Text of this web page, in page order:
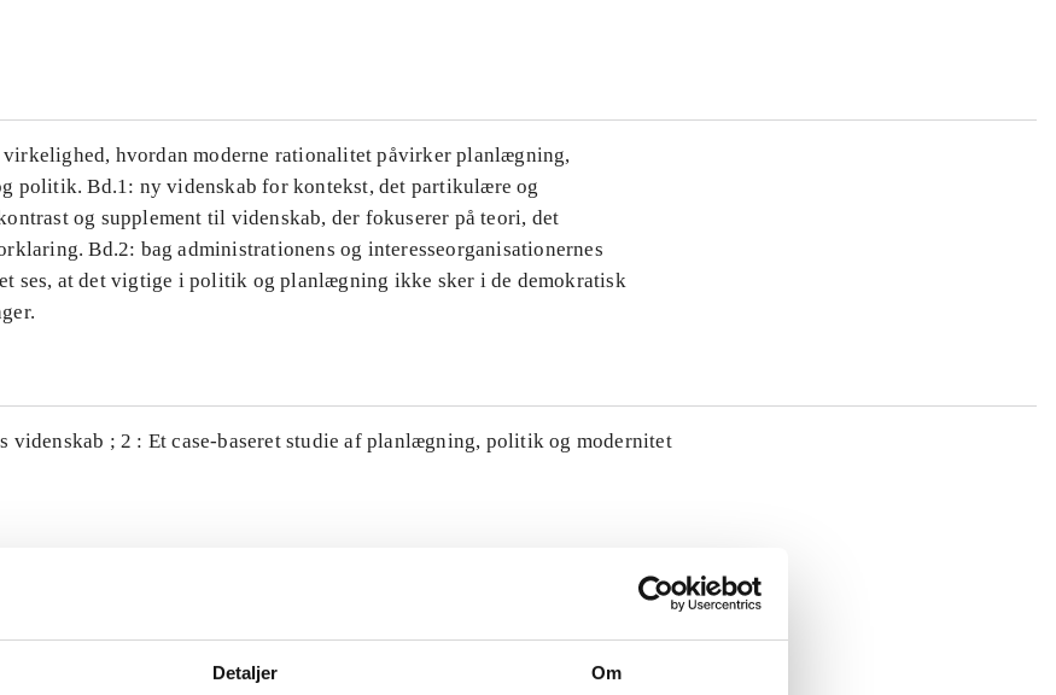
Detaljer Om
virkelighed, hvordan moderne rationalitet påvirker planlægning,
politik. Bd.1: ny videnskab for kontekst, det partikulære og
og supplement til videnskab, der fokuserer på teori, det
Bd.2: bag administrationens og interesseorganisationernes
ses, at det vigtige i politik og planlægning ikke sker i de demokratisk
videnskab ; 2 : Et case-baseret studie af planlægning, politik og modernitet